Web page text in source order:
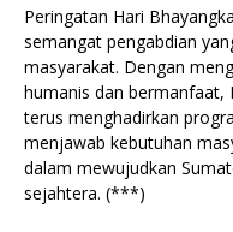
Peringatan Hari
semangat pengabdian
masyarakat. Dengan
humanis dan bermanfaat,
terus menghadirkan
menjawab kebutuhan
dalam mewujudkan
sejahtera. (***)